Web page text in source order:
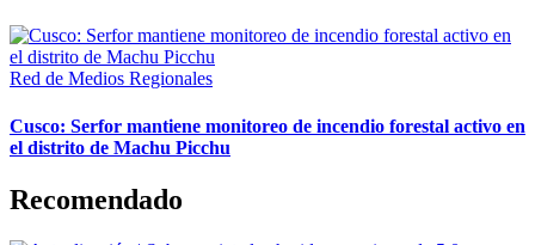
Red de Medios Regionales
Cusco: Serfor mantiene monitoreo de incendio forestal activo en
el distrito de Machu Picchu
Recomendado